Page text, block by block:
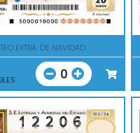
EXTRA. DE NAVIDAD
0